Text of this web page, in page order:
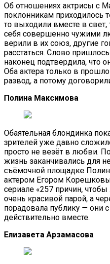
Об отношениях актрисы с
поклонникам приходилось
то выходили вместе в свет,
себя совершенно чужими
верили в их союз, другие
расстаться. Слово
наконец подтвердила, что
Оба актера только в
развод, а потому
Полина Максимова
Обаятельная блондинка
зрителей уже давно
просто не везёт в любви.
жизнь заканчивались для
съёмочной площадке
актером Егором
сериале «257 причин,
очень красивой парой, а
порадовала публику — они
действительно вместе.
Елизавета Арзамасова